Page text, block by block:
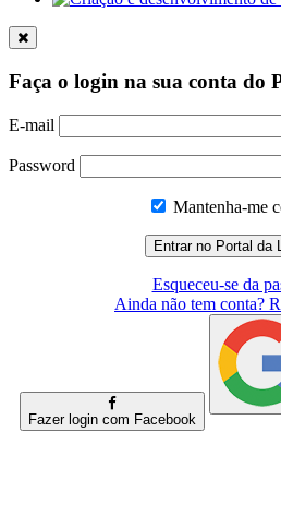
Faça o login na sua conta do
E-mail
Password
Mantenha-me
Esqueceu-se da
Ainda não tem conta?
Fazer login com Facebook